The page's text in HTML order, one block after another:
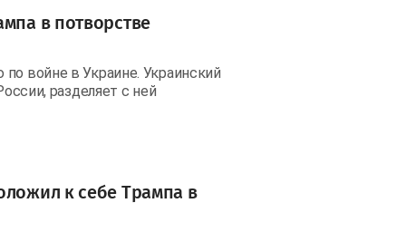
в потворстве
войне в Украине. Украинский
разделяет с ней
к себе Трампа в